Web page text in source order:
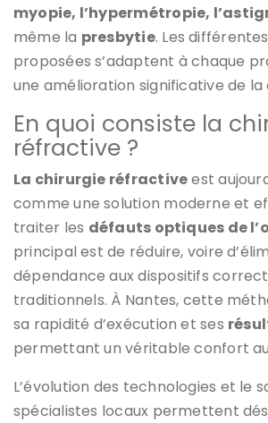
myopie, l’hypermétropie,
même la presbytie. Les
proposées s’adaptent à chaque
une amélioration significative de la
En quoi consiste la
réfractive ?
La chirurgie réfractiveest
comme une solution moderne et
traiter les défauts optiques de
principal est de réduire, voire
dépendance aux dispositifs
traditionnels. À Nantes, cette
sa rapidité d’exécution et ses
permettant un véritable confort
L’évolution des technologies et le
spécialistes locaux permettent